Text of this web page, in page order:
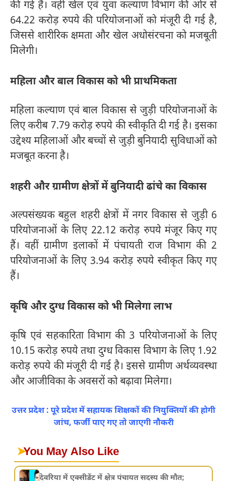
की गई है। वहीं खेल एवं युवा कल्याण विभाग की ओर से
64.22 करोड़ रुपये की परियोजनाओं को मंजूरी दी गई है,
जिससे शारीरिक क्षमता और खेल अधोसंरचना को मजबूती
मिलेगी।
महिला और बाल विकास को भी प्राथमिकता
महिला कल्याण एवं बाल विकास से जुड़ी परियोजनाओं के
लिए करीब 7.79 करोड़ रुपये की स्वीकृति दी गई है। इसका
उद्देश्य महिलाओं और बच्चों से जुड़ी बुनियादी सुविधाओं को
मजबूत करना है।
शहरी और ग्रामीण क्षेत्रों में बुनियादी ढांचे का विकास
अल्पसंख्यक बहुल शहरी क्षेत्रों में नगर विकास से जुड़ी 6
परियोजनाओं के लिए 22.12 करोड़ रुपये मंजूर किए गए
हैं। वहीं ग्रामीण इलाकों में पंचायती राज विभाग की 2
परियोजनाओं के लिए 3.94 करोड़ रुपये स्वीकृत किए गए
हैं।
कृषि और दुग्ध विकास को भी मिलेगा लाभ
कृषि एवं सहकारिता विभाग की 3 परियोजनाओं के लिए
10.15 करोड़ रुपये तथा दुग्ध विकास विभाग के लिए 1.92
करोड़ रुपये की मंजूरी दी गई है। इससे ग्रामीण अर्थव्यवस्था
और आजीविका के अवसरों को बढ़ावा मिलेगा।
उत्तर प्रदेश : पूरे प्रदेश में सहायक शिक्षकों की नियुक्तियों की होगी
जांच, फर्जी पाए गए तो जाएगी नौकरी
➤You May Also Like
देवरिया में एक्सीडेंट में क्षेत्र पंचायत सदस्य की मौत;